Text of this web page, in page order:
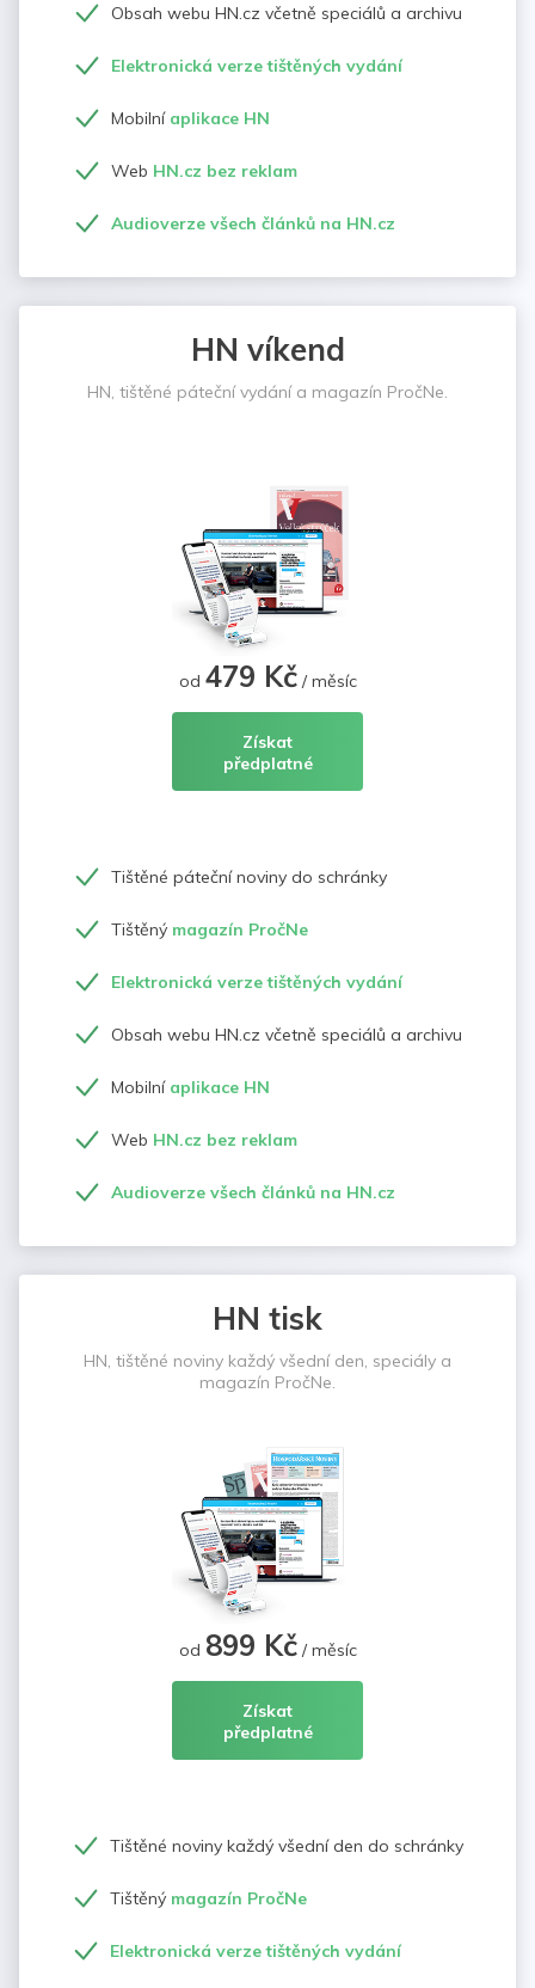
Obsah webu HN.cz včetně speciálů a archivu
Elektronická verze tištěných vydání
Mobilní aplikace HN
Web HN.cz bez reklam
Audioverze všech článků na HN.cz
HN víkend
HN, tištěné páteční vydání a magazín PročNe.
od 479 Kč/ měsíc
Získat
předplatné
Tištěné páteční noviny do schránky
Tištěný magazín PročNe
Elektronická verze tištěných vydání
Obsah webu HN.cz včetně speciálů a archivu
Mobilní aplikace HN
Web HN.cz bez reklam
Audioverze všech článků na HN.cz
HN tisk
HN, tištěné noviny každý všední den, speciály a
magazín PročNe.
od 899 Kč/ měsíc
Získat
předplatné
Tištěné noviny každý všední den do schránky
Tištěný magazín PročNe
Elektronická verze tištěných vydání